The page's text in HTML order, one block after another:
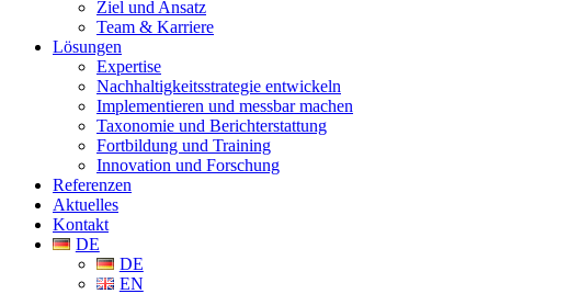
Ziel und Ansatz
Team & Karriere
Lösungen
Expertise
Nachhaltigkeitsstrategie entwickeln
Implementieren und messbar machen
Taxonomie und Berichterstattung
Fortbildung und Training
Innovation und Forschung
Referenzen
Aktuelles
Kontakt
DE
DE
EN